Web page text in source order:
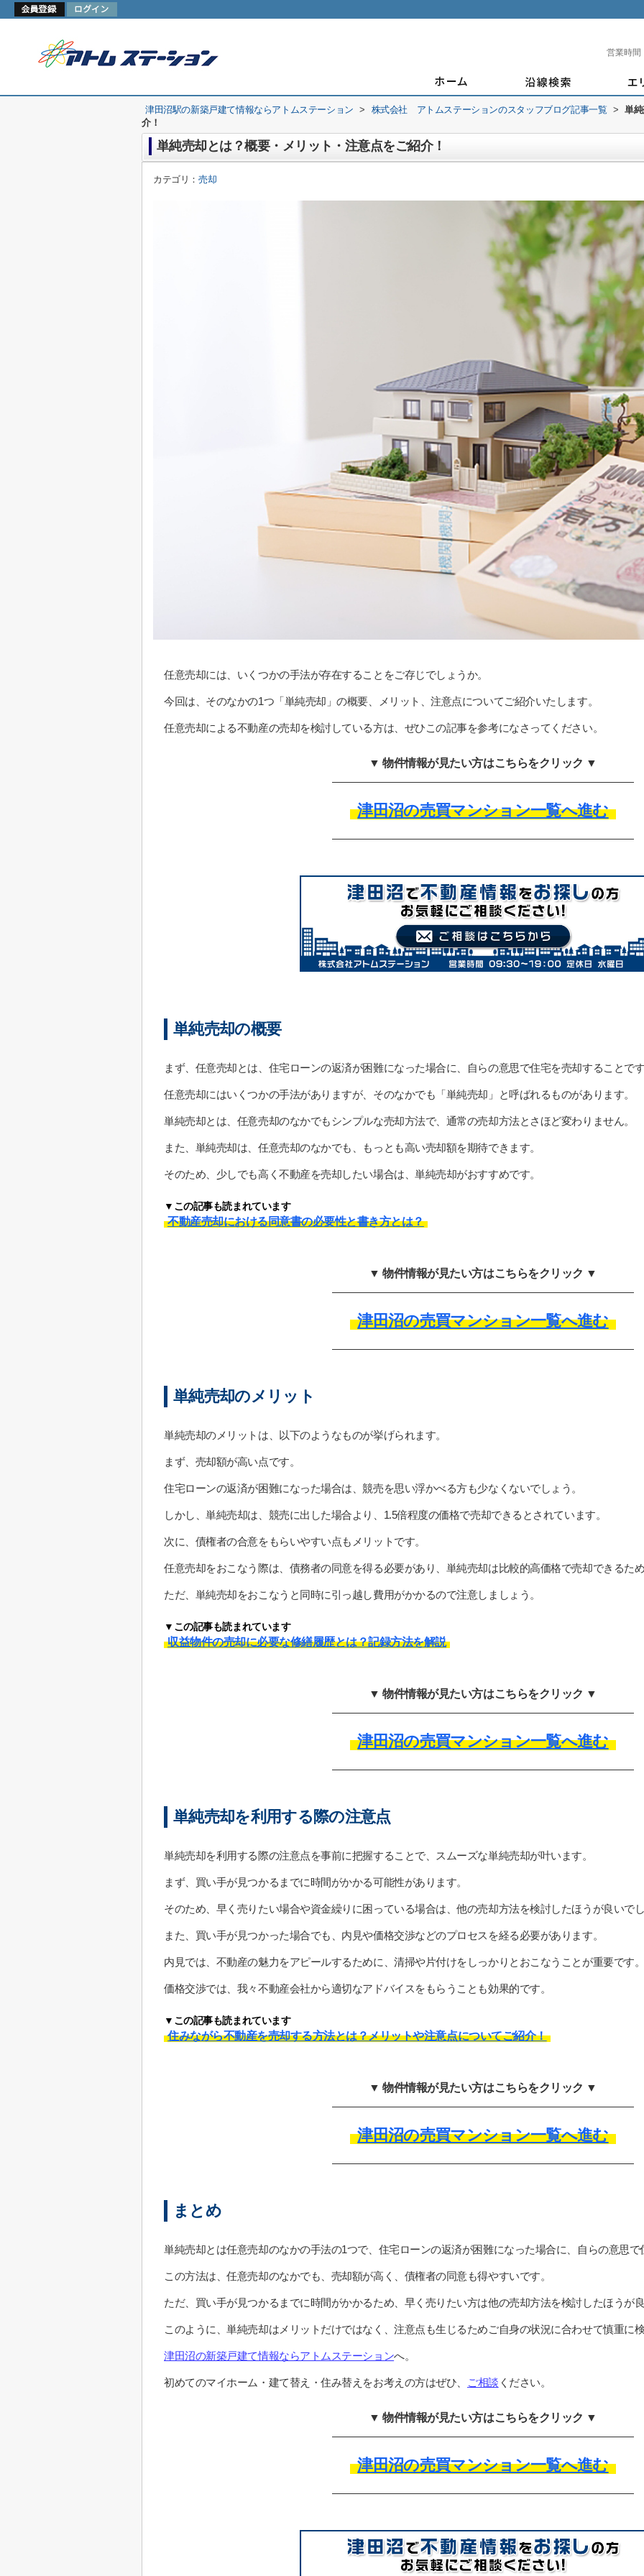
営業時間
津田沼駅の新築戸建て情報ならアトムステーション > 株式会社 アトムステーションのスタッフブログ記事一覧 >
単
介！
単純売却とは？概要・メリット・注意点をご紹介！
カテゴリ：売却
任意売却には、いくつかの手法が存在することをご存じでしょうか。
今回は、そのなかの1つ「単純売却」の概要、メリット、注意点についてご紹介いたします。
任意売却による不動産の売却を検討している方は、ぜひこの記事を参考になさってください。
▼ 物件情報が見たい方はこちらをクリック ▼
津田沼の売買マンション一覧へ進む
単純売却の概要
まず、任意売却とは、住宅ローンの返済が困難になった場合に、自らの意思で住宅を売却することで
任意売却にはいくつかの手法がありますが、そのなかでも「単純売却」と呼ばれるものがあります。
単純売却とは、任意売却のなかでもシンプルな売却方法で、通常の売却方法とさほど変わりません。
また、単純売却は、任意売却のなかでも、もっとも高い売却額を期待できます。
そのため、少しでも高く不動産を売却したい場合は、単純売却がおすすめです。
▼この記事も読まれています
不動産売却における同意書の必要性と書き方とは？
▼ 物件情報が見たい方はこちらをクリック ▼
津田沼の売買マンション一覧へ進む
単純売却のメリット
単純売却のメリットは、以下のようなものが挙げられます。
まず、売却額が高い点です。
住宅ローンの返済が困難になった場合は、競売を思い浮かべる方も少なくないでしょう。
しかし、単純売却は、競売に出した場合より、1.5倍程度の価格で売却できるとされています。
次に、債権者の合意をもらいやすい点もメリットです。
任意売却をおこなう際は、債務者の同意を得る必要があり、単純売却は比較的高価格で売却できるた
ただ、単純売却をおこなうと同時に引っ越し費用がかかるので注意しましょう。
▼この記事も読まれています
収益物件の売却に必要な修繕履歴とは？記録方法を解説
▼ 物件情報が見たい方はこちらをクリック ▼
津田沼の売買マンション一覧へ進む
単純売却を利用する際の注意点
単純売却を利用する際の注意点を事前に把握することで、スムーズな単純売却が叶います。
まず、買い手が見つかるまでに時間がかかる可能性があります。
そのため、早く売りたい場合や資金繰りに困っている場合は、他の売却方法を検討したほうが良いで
また、買い手が見つかった場合でも、内見や価格交渉などのプロセスを経る必要があります。
内見では、不動産の魅力をアピールするために、清掃や片付けをしっかりとおこなうことが重要です
価格交渉では、我々不動産会社から適切なアドバイスをもらうことも効果的です。
▼この記事も読まれています
住みながら不動産を売却する方法とは？メリットや注意点についてご紹介！
▼ 物件情報が見たい方はこちらをクリック ▼
津田沼の売買マンション一覧へ進む
まとめ
単純売却とは任意売却のなかの手法の1つで、住宅ローンの返済が困難になった場合に、自らの意思
この方法は、任意売却のなかでも、売却額が高く、債権者の同意も得やすいです。
ただ、買い手が見つかるまでに時間がかかるため、早く売りたい方は他の売却方法を検討したほうが
このように、単純売却はメリットだけではなく、注意点も生じるためご自身の状況に合わせて慎重に
津田沼の新築戸建て情報ならアトムステーションへ。
初めてのマイホーム・建て替え・住み替えをお考えの方はぜひ、 ご相談 ください。
▼ 物件情報が見たい方はこちらをクリック ▼
津田沼の売買マンション一覧へ進む